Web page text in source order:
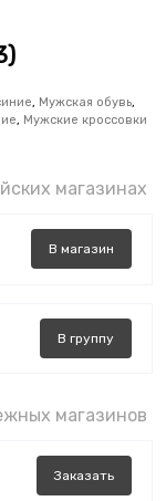
, Мужская обувь,
, Мужские кроссовки
магазинах
В магазин
В группу
магазинов
Заказать